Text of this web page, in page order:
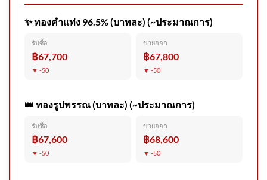
สำนักข่าววันนิวส์
เปิดประวัติ เสือเด็ก สาเหตุ
✨ ทองคำแท่ง 96.5% (บาทละ) (~ประมาณการ)
รับซื้อ
฿67,700
▼ -50
ขายออก
฿67,800
▼ -50
👑 ทองรูปพรรณ (บาทละ) (~ประมาณการ)
รับซื้อ
฿67,600
▼ -50
ขายออก
฿68,600
▼ -50